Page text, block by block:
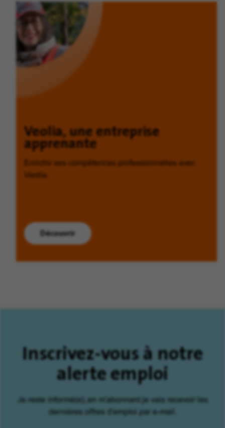
Veolia, une entreprise
apprenante
Enrichir ses compétences professionnelles avec
Veolia.
Découvrir
Inscrivez-vous à notre
alerte emploi
Je reste informé(e), en m'abonnant je vais recevoir les
dernières offres d'emploi par e-mail.